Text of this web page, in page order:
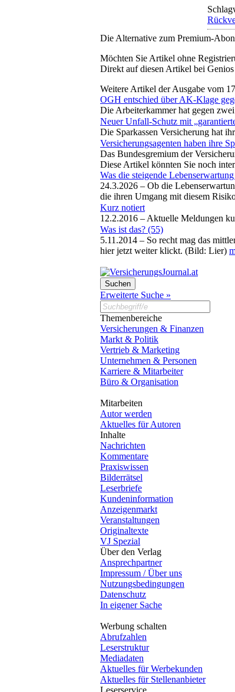
Die Alternative zum Premium-
Möchten Sie Artikel ohne
Direkt auf diesen Artikel bei Genios
Weitere Artikel der Ausgabe vom
OGH entschied über AK-Klage
Die Arbeiterkammer hat gegen
Neuer Unfall-Schutz mit
Die Sparkassen Versicherung hat
Versicherungsagenten haben ihre
Das Bundesgremium der
Diese Artikel könnten Sie noch
Was die steigende
24.3.2026 – Ob die
die ihren Umgang mit diesem
Kurz notiert
12.2.2016 – Aktuelle Meldungen
Was ist das? (55)
5.11.2014 – So recht mag das
hier jetzt weiter klickt. (Bild: Lier)
Erweiterte Suche »
Themenbereiche
Versicherungen & Finanzen
Markt & Politik
Vertrieb & Marketing
Unternehmen & Personen
Karriere & Mitarbeiter
Büro & Organisation
Mitarbeiten
Autor werden
Aktuelles für Autoren
Inhalte
Nachrichten
Kommentare
Praxiswissen
Bilderrätsel
Leserbriefe
Kundeninformation
Anzeigenmarkt
Veranstaltungen
Originaltexte
VJ Spezial
Über den Verlag
Ansprechpartner
Impressum / Über uns
Nutzungsbedingungen
Datenschutz
In eigener Sache
Werbung schalten
Abrufzahlen
Leserstruktur
Mediadaten
Aktuelles für Werbekunden
Aktuelles für Stellenanbieter
Leserservice